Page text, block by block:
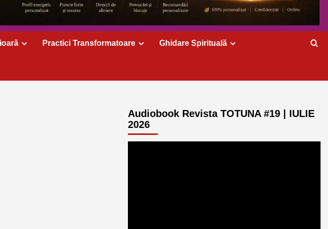
Practici Transformatoare Ghidare Spirituală
Audiobook Revista TOTUNA #19 | IULIE
2026